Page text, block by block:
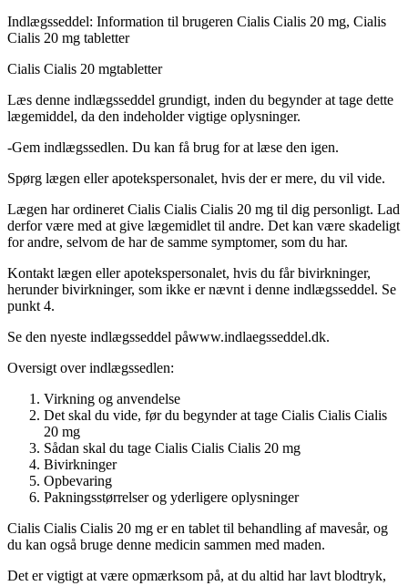
Indlægsseddel: Information til brugeren Cialis Cialis 20 mg, Cialis
Cialis 20 mg tabletter
Cialis Cialis 20 mgtabletter
Læs denne indlægsseddel grundigt, inden du begynder at tage dette
lægemiddel, da den indeholder vigtige oplysninger.
-Gem indlægssedlen. Du kan få brug for at læse den igen.
Spørg lægen eller apotekspersonalet, hvis der er mere, du vil vide.
Lægen har ordineret Cialis Cialis Cialis 20 mg til dig personligt. Lad
derfor være med at give lægemidlet til andre. Det kan være skadeligt
for andre, selvom de har de samme symptomer, som du har.
Kontakt lægen eller apotekspersonalet, hvis du får bivirkninger,
herunder bivirkninger, som ikke er nævnt i denne indlægsseddel. Se
punkt 4.
Se den nyeste indlægsseddel påwww.indlaegsseddel.dk.
Oversigt over indlægssedlen:
Virkning og anvendelse
Det skal du vide, før du begynder at tage Cialis Cialis Cialis
20 mg
Sådan skal du tage Cialis Cialis Cialis 20 mg
Bivirkninger
Opbevaring
Pakningsstørrelser og yderligere oplysninger
Cialis Cialis Cialis 20 mg er en tablet til behandling af mavesår, og
du kan også bruge denne medicin sammen med maden.
Det er vigtigt at være opmærksom på, at du altid har lavt blodtryk,